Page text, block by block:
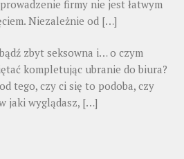
firmy nie jest łatwym
Niezależnie od […]
zbyt seksowna i… o czym
kompletując ubranie do biura?
tego, czy ci się to podoba, czy
jaki wyglądasz, […]